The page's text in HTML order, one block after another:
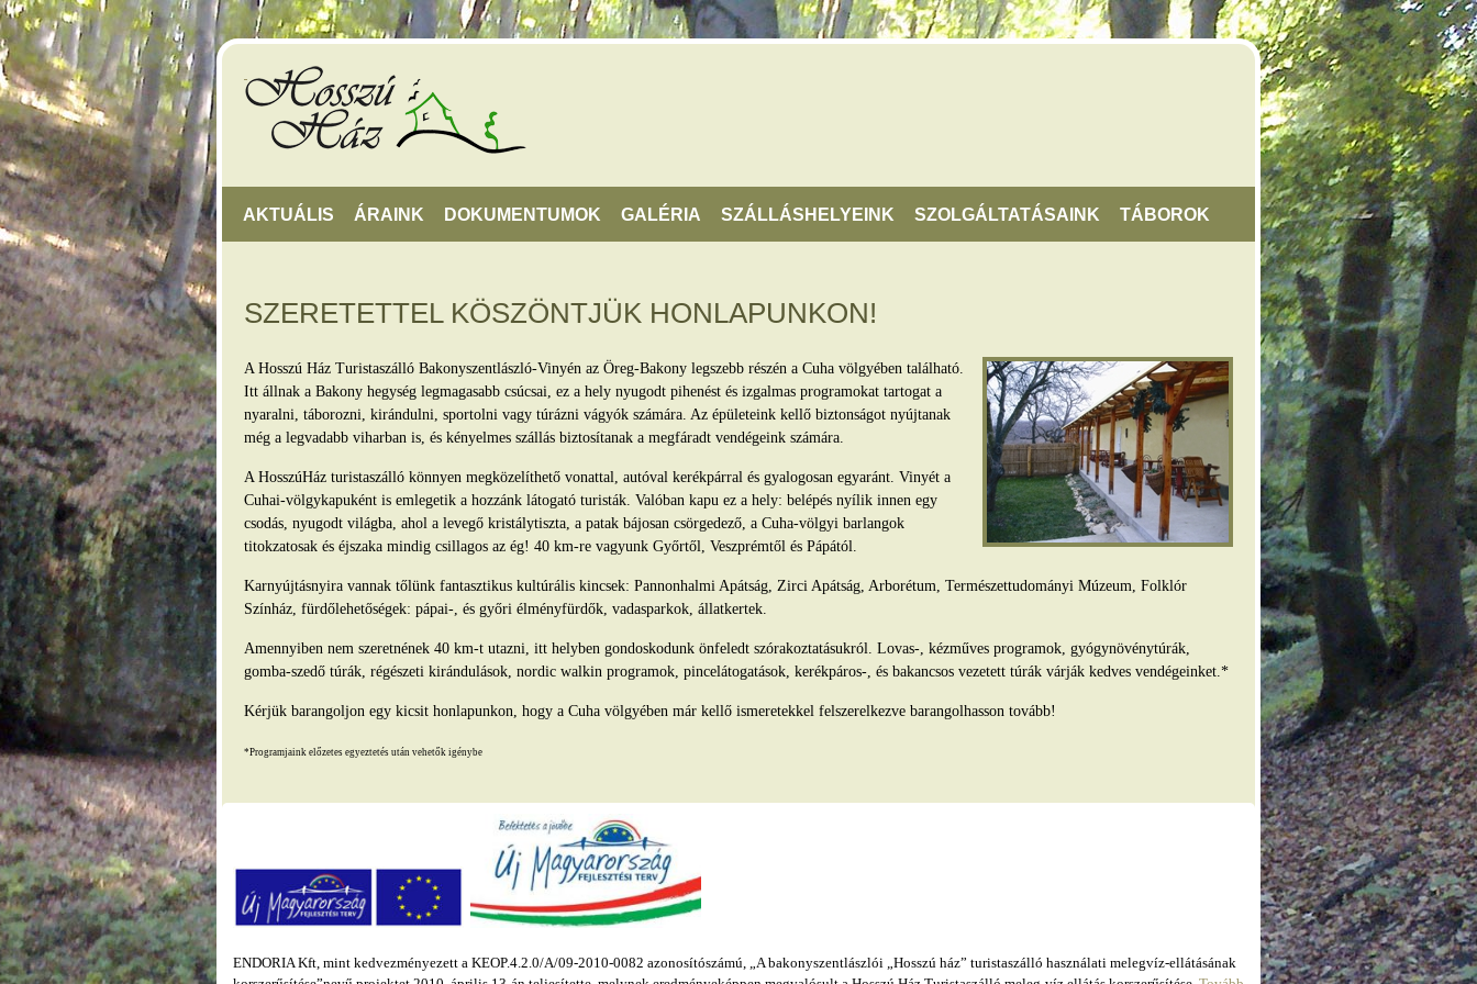
AKTUÁLIS ÁRAINK DOKUMENTUMOK GALÉRIA SZÁLLÁSHELYEINK SZOLGÁLTATÁSAINK TÁBOROK
SZERETETTEL KÖSZÖNTJÜK HONLAPUNKON!
A Hosszú Ház Turistaszálló Bakonyszentlászló-Vinyén az Öreg-Bakony legszebb részén a Cuha völgyében található.
Itt állnak a Bakony hegység legmagasabb csúcsai, ez a hely nyugodt pihenést és izgalmas programokat tartogat a
nyaralni, táborozni, kirándulni, sportolni vagy túrázni vágyók számára. Az épületeink kellő biztonságot nyújtanak
még a legvadabb viharban is, és kényelmes szállás biztosítanak a megfáradt vendégeink számára.
A HosszúHáz turistaszálló könnyen megközelíthető vonattal, autóval kerékpárral és gyalogosan egyaránt. Vinyét a
Cuhai-völgykapuként is emlegetik a hozzánk látogató turisták. Valóban kapu ez a hely: belépés nyílik innen egy
csodás, nyugodt világba, ahol a levegő kristálytiszta, a patak bájosan csörgedező, a Cuha-völgyi barlangok
titokzatosak és éjszaka mindig csillagos az ég! 40 km-re vagyunk Győrtől, Veszprémtől és Pápától.
Karnyújtásnyira vannak tőlünk fantasztikus kultúrális kincsek: Pannonhalmi Apátság, Zirci Apátság, Arborétum, Természettudományi Múzeum, Folklór
Színház, fürdőlehetőségek: pápai-, és győri élményfürdők, vadasparkok, állatkertek.
Amennyiben nem szeretnének 40 km-t utazni, itt helyben gondoskodunk önfeledt szórakoztatásukról. Lovas-, kézműves programok, gyógynövénytúrák,
gomba-szedő túrák, régészeti kirándulások, nordic walkin programok, pincelátogatások, kerékpáros-, és bakancsos vezetett túrák várják kedves vendégeinket.*
Kérjük barangoljon egy kicsit honlapunkon, hogy a Cuha völgyében már kellő ismeretekkel felszerelkezve barangolhasson tovább!
*Programjaink előzetes egyeztetés után vehetők igénybe
ENDORIA Kft, mint kedvezményezett a KEOP.4.2.0/A/09-2010-0082 azonosítószámú, „A bakonyszentlászlói „Hosszú ház” turistaszálló használati melegvíz-ellátásának